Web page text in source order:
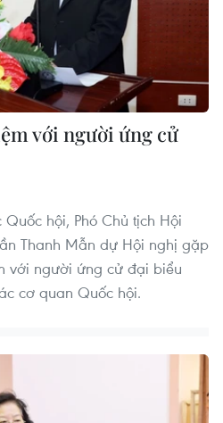
với người ứng cử
hội, Phó Chủ tịch Hội
Thanh Mẫn dự Hội nghị gặp
với người ứng cử đại biểu
cơ quan Quốc hội.